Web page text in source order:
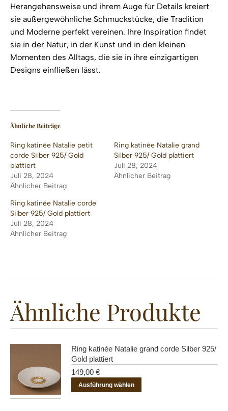
Herangehensweise und ihrem Auge für Details kreiert
sie außergewöhnliche Schmuckstücke, die Tradition
und Moderne perfekt vereinen. Ihre Inspiration findet
sie in der Natur, in der Kunst und in den kleinen
Momenten des Alltags, die sie in ihre einzigartigen
Designs einfließen lässt.
Ähnliche Beiträge
Ring katinée Natalie petit
corde Silber 925/ Gold
plattiert
Juli 28, 2024
Ähnlicher Beitrag
Ring katinée Natalie grand
Silber 925/ Gold plattiert
Juli 28, 2024
Ähnlicher Beitrag
Ring katinée Natalie corde
Silber 925/ Gold plattiert
Juli 28, 2024
Ähnlicher Beitrag
Ähnliche Produkte
Ring katinée Natalie grand corde Silber 925/
Gold plattiert
149,00 €
Ausführung wählen